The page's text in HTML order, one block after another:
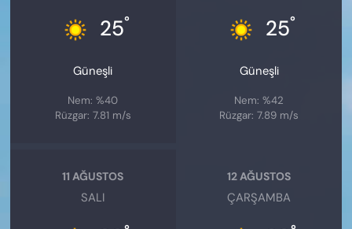
25°
Güneşli
Nem: %40
Rüzgar: 7.81 m/s
25°
Güneşli
Nem: %42
Rüzgar: 7.89 m/s
11 AĞUSTOS
SALI
12 AĞUSTOS
ÇARŞAMBA